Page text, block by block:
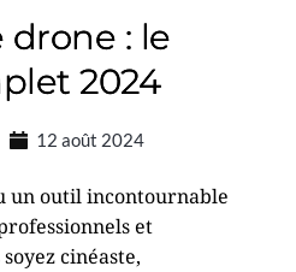
drone : le
2024
12 août 2024
un outil incontournable
et
cinéaste,